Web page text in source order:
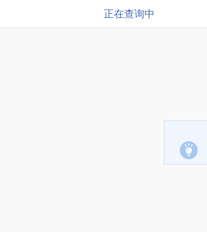
正在查询中